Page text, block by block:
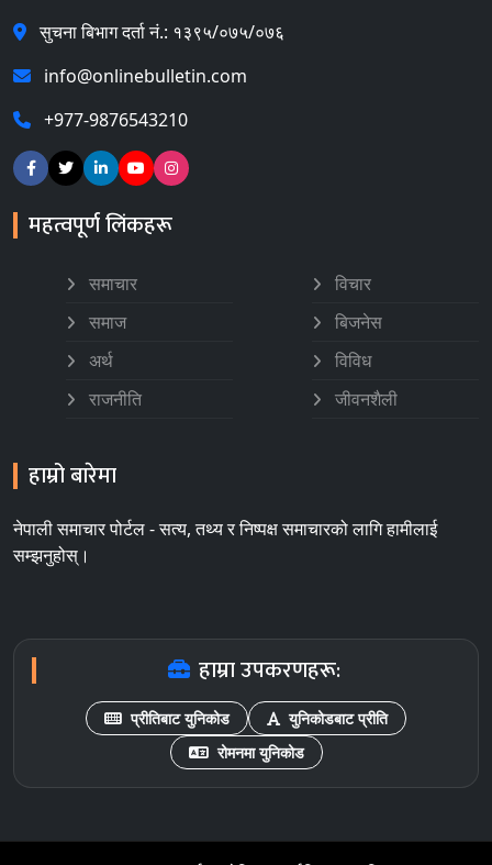
सुचना बिभाग दर्ता नं.: १३९५/०७५/०७६
info@onlinebulletin.com
+977-9876543210
महत्वपूर्ण लिंकहरू
समाचार
समाज
अर्थ
राजनीति
विचार
बिजनेस
विविध
जीवनशैली
हाम्रो बारेमा
नेपाली समाचार पोर्टल - सत्य, तथ्य र निष्पक्ष समाचारको लागि हामीलाई
सम्झनुहोस्।
हाम्रा उपकरणहरू:
प्रीतिबाट युनिकोड
युनिकोडबाट प्रीति
रोमनमा युनिकोड